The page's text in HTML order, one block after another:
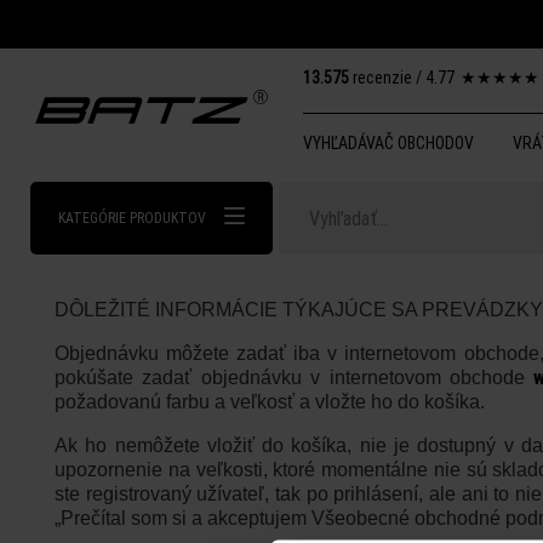
13.575 recenzie / 4.77 ★ ★ ★ ★ ★
VYHĽADÁVAČ OBCHODOV
KATEGÓRIE PRODUKTOV
DÔLEŽITÉ INFORMÁCIE TÝKAJÚCE SA
Objednávku môžete zadať iba v internetovom
pokúšate zadať objednávku v internetovom obchode
požadovanú farbu a veľkosť a vložte ho do košíka.
Ak ho nemôžete vložiť do košíka, nie je dostupný v
upozornenie na veľkosti, ktoré momentálne nie sú
ste registrovaný užívateľ, tak po prihlásení, ale ani to
„Prečítal som si a akceptujem Všeobecné obchodné